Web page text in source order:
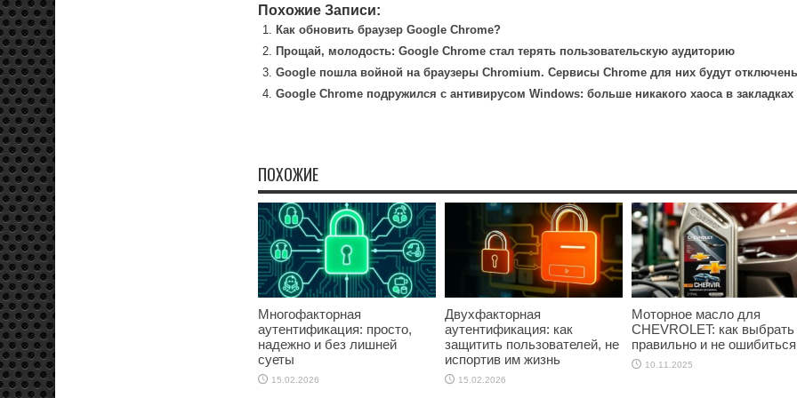
Похожие Записи:
Как обновить браузер Google Chrome?
Прощай, молодость: Google Chrome стал терять пользовательскую аудиторию
Google пошла войной на браузеры Chromium. Сервисы Chrome для них будут
Google Chrome подружился с антивирусом Windows: больше никакого хаоса в закладках
ПОХОЖИЕ
Многофакторная
аутентификация: просто,
надежно и без лишней
суеты
15.02.2026
Двухфакторная
аутентификация: как
защитить пользователей, не
испортив им жизнь
15.02.2026
Моторное масло для
CHEVROLET: как выбрать
правильно и не ошибиться
10.11.2025